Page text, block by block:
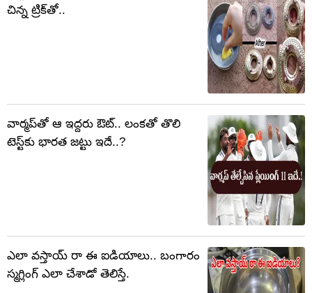
చిన్న ట్రిక్‌తో..
వార్మప్‌తో ఆ ఇద్దరు ఔట్.. లంకతో తొలి
టెస్ట్‌కు భారత జట్టు ఇదే..?
ఎలా వస్తాయ్ రా ఈ ఐడియాలు.. బంగారం
స్మగ్లింగ్ ఎలా చేశాడో తెలిస్తే.